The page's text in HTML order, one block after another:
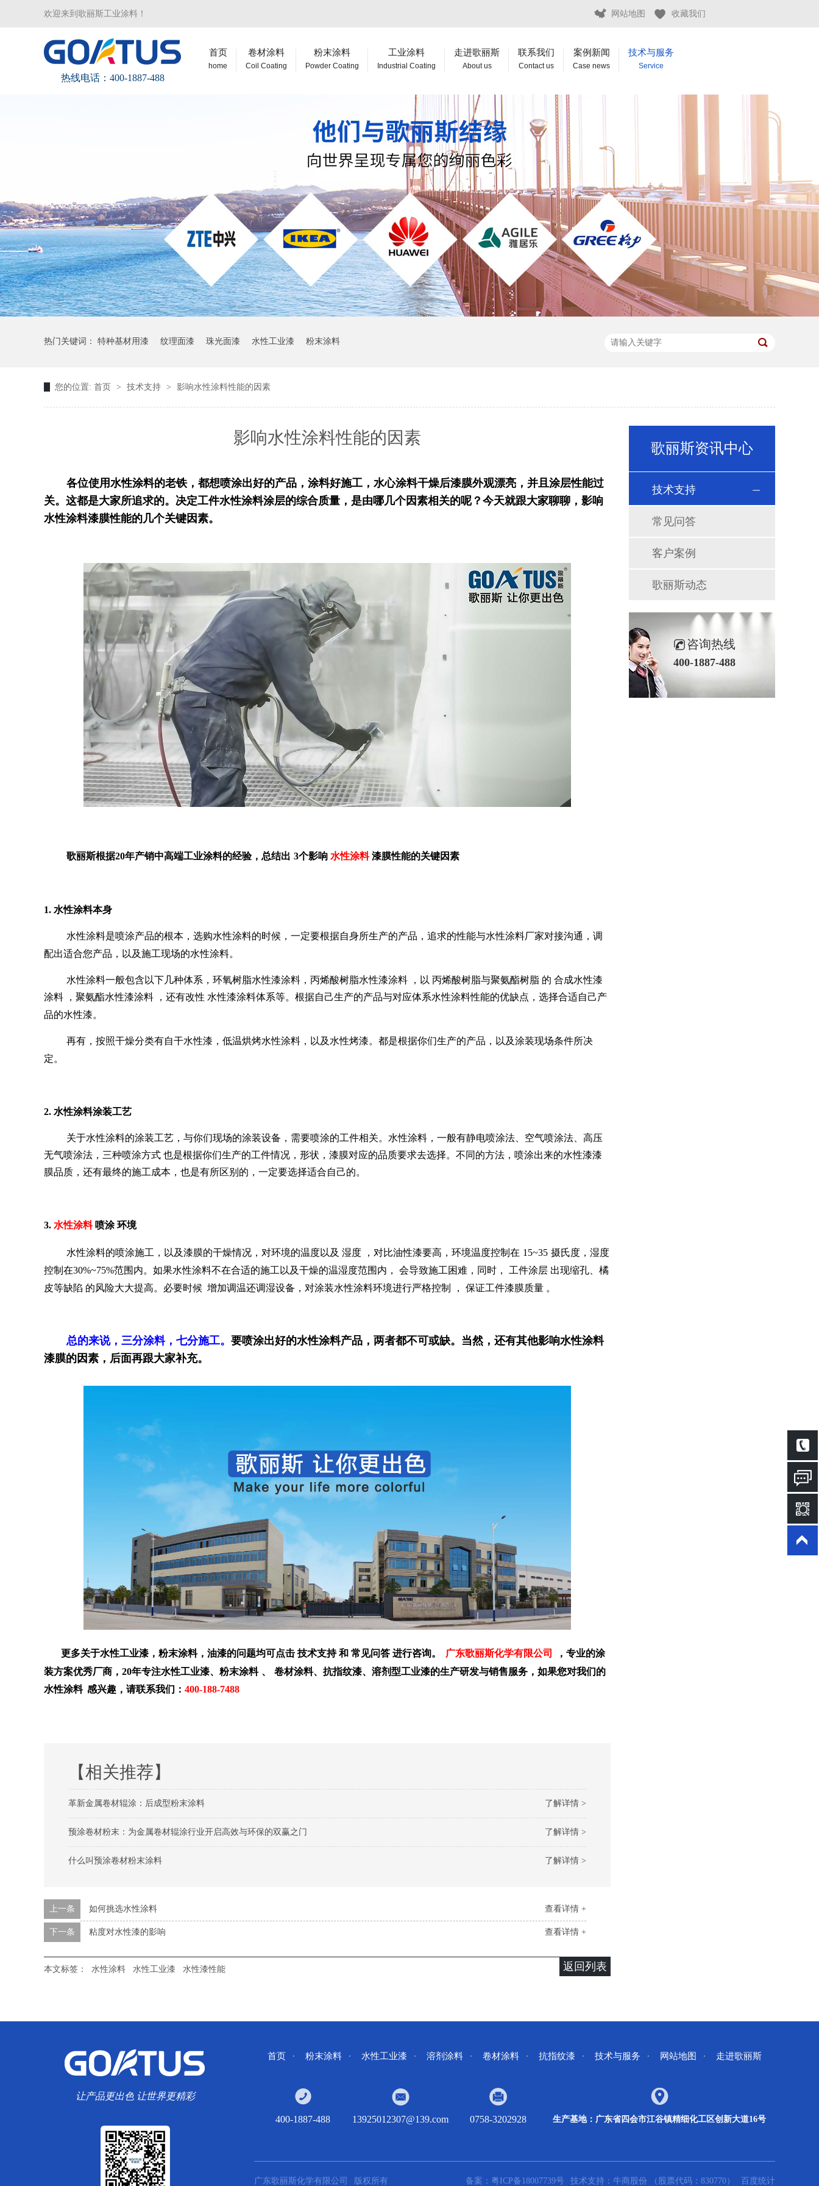
网站地图 收藏我们
欢迎来到歌丽斯工业涂料！
热线电话：400-1887-488
首页
home
卷材涂料
Coil Coating
粉末涂料
Powder Coating
工业涂料
Industrial Coating
走进歌丽斯
About us
联系我们
Contact us
案例新闻
Case news
技术与服务
Service
热门关键词： 特种基材用漆 纹理面漆 珠光面漆 水性工业漆 粉末涂料
您的位置: 首页 > 技术支持 > 影响水性涂料性能的因素
影响水性涂料性能的因素
各位使用水性涂料的老铁，都想喷涂出好的产品，涂料好施工，水心涂料干燥后漆膜外观漂亮，并且涂层性能过
关。这都是大家所追求的。决定工件水性涂料涂层的综合质量，是由哪几个因素相关的呢？今天就跟大家聊聊，影响
水性涂料漆膜性能的几个关键因素。
歌丽斯根据20年产销中高端工业涂料的经验，总结出 3个影响 水性涂料漆膜性能的关键因素
1. 水性涂料本身
水性涂料是喷涂产品的根本，选购水性涂料的时候，一定要根据自身所生产的产品，追求的性能与水性涂料厂家对接沟通，调
配出适合您产品，以及施工现场的水性涂料。
水性涂料一般包含以下几种体系，环氧树脂水性漆涂料 ，丙烯酸树脂水性漆涂料 ，以 丙烯酸树脂与聚氨酯树脂 的 合成水性漆
涂料
，聚氨酯水性漆涂料 ，还有改性 水性漆涂料体系等。根据自己生产的产品与对应体系水性涂料性能的优缺点，选择合适自己产
品的水性漆。
再有，按照干燥分类有自干水性漆，低温烘烤水性涂料，以及水性烤漆。都是根据你们生产的产品，以及涂装现场条件所决
定。
2. 水性涂料涂装工艺
关于水性涂料的涂装工艺，与你们现场的涂装设备，需要喷涂的工件相关。 水性涂料，一般有静电喷涂法、空气喷涂法、高压
无气喷涂法，三种喷涂方式 也是根据你们生产的工件情况，形状，漆膜对应的品质要求去选择。不同的方法，喷涂出来的水性漆漆
膜品质，还有最终的施工成本，也是有所区别的，一定要选择适合自己的。
3. 水性涂料喷涂 环境
水性涂料的喷涂施工，以及漆膜的干燥情况，对环境的温度以及 湿度 ， 对比油性漆要高，环境温度控制在 15~35 摄氏度，湿度
控制在30%~75%范围内。如果水性涂料不在合适的施工以及干燥的温湿度范围内， 会导致施工困难，同时，
工件涂层 出现缩孔、橘
皮等缺陷 的风险大大提高。 必要时候 增加调温还调湿设备，对涂装水性涂料环境进行严格控制 ， 保证工件漆膜质量 。
总的来说，三分涂料，七分施工。要喷涂出好的水性涂料产品，两者都不可或缺。当然，还有其他影响水性涂料
漆膜的因素，后面再跟大家补充。
更多关于水性工业漆 ，粉末涂料，油漆的问题均可点击 技术支持 和 常见问答 进行咨询。 广东歌丽斯化学有限公司
，专业的涂
装方案优秀厂商，20年专注水性工业漆、 粉末涂料 、
卷材涂料、抗指纹漆、溶剂型工业漆的生产研发与销售服务，如果您对我们的
水性涂料 感兴趣，请联系我们： 400-188-7488
【相关推荐】
了解详情 >
革新金属卷材辊涂：后成型粉末涂料
了解详情 >
预涂卷材粉末：为金属卷材辊涂行业开启高效与环保的双赢之门
了解详情 >
什么叫预涂卷材粉末涂料
查看详情 +
上一条 如何挑选水性涂料
查看详情 +
下一条 粘度对水性漆的影响
返回列表
本文标签： 水性涂料 水性工业漆 水性漆性能
歌丽斯资讯中心
技术支持
常见问答
客户案例
歌丽斯动态
咨询热线
400-1887-488
让产品更出色 让世界更精彩
首页 粉末涂料 水性工业漆 溶剂涂料 卷材涂料 抗指纹漆 技术与服务 网站地图 走进歌丽斯
400-1887-488 13925012307@139.com 0758-3202928 生产基地：广东省四会市江谷镇精细化工区创新大道16号
广东歌丽斯化学有限公司 版权所有 备案： 粤ICP备18007739号 技术支持： 牛商股份 （股票代码：830770） 百度统计